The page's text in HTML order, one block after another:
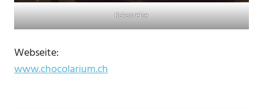
Kakaoreise
Webseite:
www.chocolarium.ch